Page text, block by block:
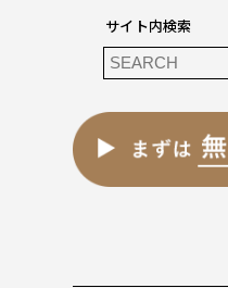
サイト内検索